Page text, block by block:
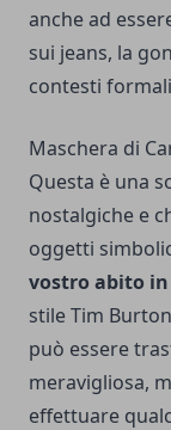
anche ad
sui jeans, la
contesti
Maschera di
Questa è una
nostalgiche e
oggetti
vostro abito
stile Tim
può essere
meravigliosa,
effettuare